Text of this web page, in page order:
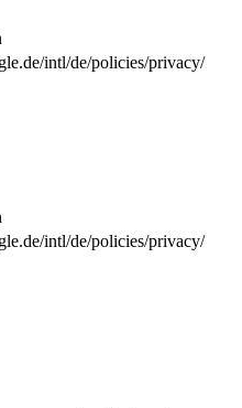
intl/de/policies/privacy/
intl/de/policies/privacy/